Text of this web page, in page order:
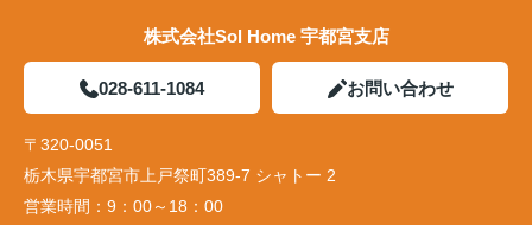
株式会社Sol Home 宇都宮支店
028-611-1084 お問い合わせ
〒320-0051
栃木県宇都宮市上戸祭町389-7 シャトー 2
営業時間： 9：00～18：00